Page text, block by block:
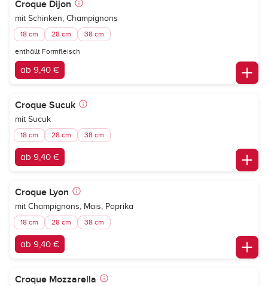
Croque Dijon
mit Schinken, Champignons
18 cm 28 cm 38 cm
enthällt Formfleisch
ab 9,40 €
Croque Sucuk
mit Sucuk
18 cm 28 cm 38 cm
ab 9,40 €
Croque Lyon
mit Champignons, Mais, Paprika
18 cm 28 cm 38 cm
ab 9,40 €
Croque Mozzarella